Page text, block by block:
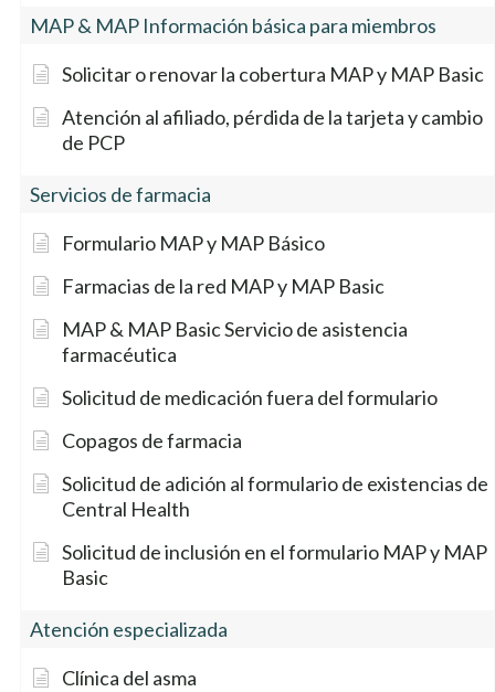
MAP & MAP Información básica para miembros
Solicitar o renovar la cobertura MAP y MAP Basic
Atención al afiliado, pérdida de la tarjeta y cambio
de PCP
Servicios de farmacia
Formulario MAP y MAP Básico
Farmacias de la red MAP y MAP Basic
MAP & MAP Basic Servicio de asistencia
farmacéutica
Solicitud de medicación fuera del formulario
Copagos de farmacia
Solicitud de adición al formulario de existencias de
Central Health
Solicitud de inclusión en el formulario MAP y MAP
Basic
Atención especializada
Clínica del asma